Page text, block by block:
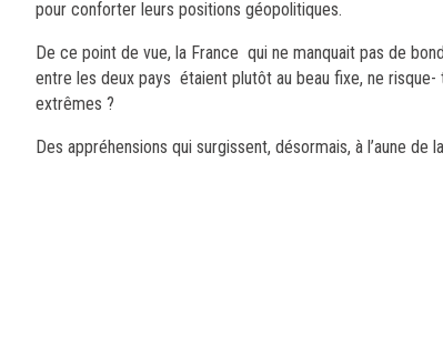
pour conforter leurs positions géopolitiques.
De ce point de vue, la France qui ne manquait pas de
entre les deux pays étaient plutôt au beau fixe, ne
extrêmes ?
Des appréhensions qui surgissent, désormais, à l’aune de